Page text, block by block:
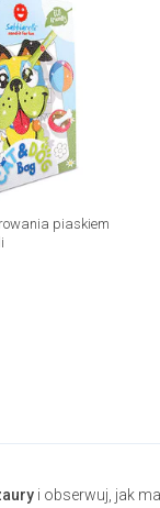
piaskiem
i obserwuj, jak